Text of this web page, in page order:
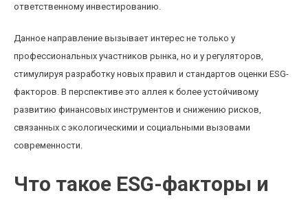
ответственному инвестированию.
Данное направление вызывает интерес не только у
профессиональных участников рынка, но и у регуляторов,
стимулируя разработку новых правил и стандартов оценки ESG-
факторов. В перспективе это аллея к более устойчивому
развитию финансовых инструментов и снижению рисков,
связанных с экологическими и социальными вызовами
современности.
Что такое ESG-факторы и